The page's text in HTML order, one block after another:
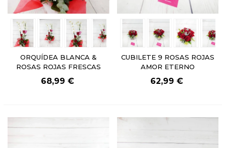
ORQUÍDEA BLANCA &
ROSAS ROJAS FRESCAS
68,99 €
CUBILETE 9 ROSAS ROJAS
AMOR ETERNO
62,99 €